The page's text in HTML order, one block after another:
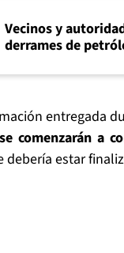
Vecinos y
derrames de
entregada
comenzarán a
debería estar